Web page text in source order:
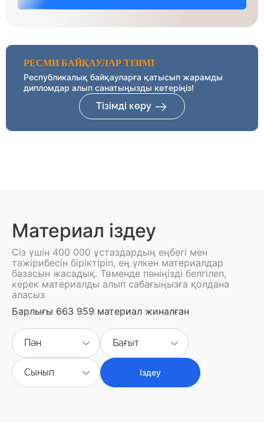
РЕСМИ БАЙҚАУЛАР ТІЗІМІ
Республикалық байқауларға қатысып жарамды
дипломдар алып санатыңызды көтеріңіз!
Тізімді көру
Материал іздеу
Сіз үшін 400 000 ұстаздардың еңбегі мен
тәжірибесін біріктіріп, ең үлкен материалдар
базасын жасадық. Төменде пәніңізді белгілеп,
керек материалды алып сабағыңызға қолдана
аласыз
Барлығы 663 959 материал жиналған
Пән Бағыт
Сынып Іздеу